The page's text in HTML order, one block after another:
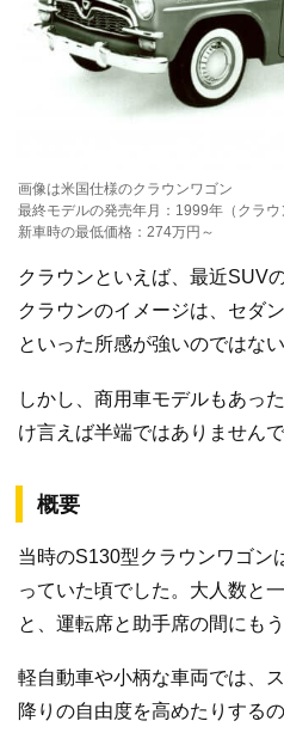
画像は米国仕様のクラウンワゴン
最終モデルの発売年月：1999年（クラウ
新車時の最低価格：274万円～
クラウンといえば、最近SUV
クラウンのイメージは、セダ
といった所感が強いのではな
しかし、商用車モデルもあっ
け言えば半端ではありませんで
概要
当時のS130型クラウンワゴン
っていた頃でした。大人数と
と、運転席と助手席の間にも
軽自動車や小柄な車両では、
降りの自由度を高めたりする